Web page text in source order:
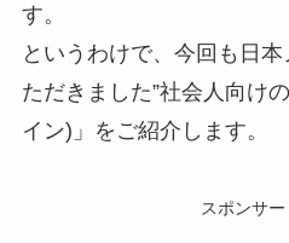
す。
というわけで、今回も日
ただきました”社会人向け
イン)」をご紹介します。
スポンサー